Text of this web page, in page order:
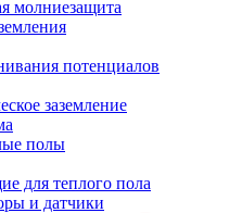
молниезащита
потенциалов
заземление
полы
для теплого пола
и датчики